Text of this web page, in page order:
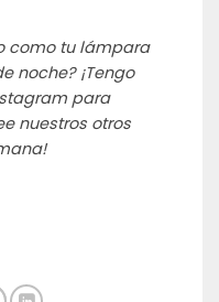
como tu lámpara
noche? ¡Tengo
para
nuestros otros